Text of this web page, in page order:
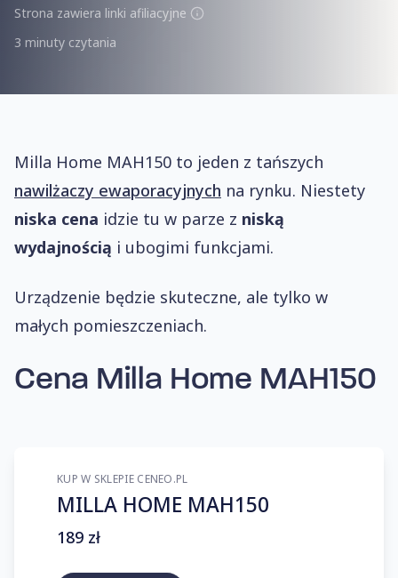
Strona zawiera linki afiliacyjne
3 minuty czytania
Milla Home MAH150 to jeden z tańszych
nawilżaczy ewaporacyjnych na rynku. Niestety
niska cena idzie tu w parze z niską
wydajnością i ubogimi funkcjami.
Urządzenie będzie skuteczne, ale tylko w
małych pomieszczeniach.
Cena Milla Home MAH150
KUP W SKLEPIE CENEO.PL
MILLA HOME MAH150
189 zł